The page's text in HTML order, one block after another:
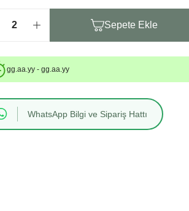
Sepete Ekle
gg.aa.yy - gg.aa.yy
WhatsApp Bilgi ve Sipariş Hattı